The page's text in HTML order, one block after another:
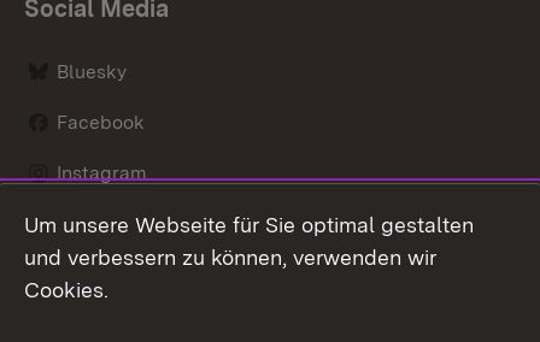
Social Media
Bluesky
Facebook
Instagram
LinkedIn
Um unsere Webseite für Sie optimal gestalten
und verbessern zu können, verwenden wir
Cookies.